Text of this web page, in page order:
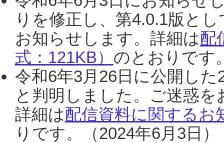
りを修正し、第4.0.1版と
お知らせします。詳細は配
式：121KB） のとおりです
令和6年3月26日に公開し
と判明しました。ご迷惑
詳細は配信資料に関するお
りです。（2024年6月3日）